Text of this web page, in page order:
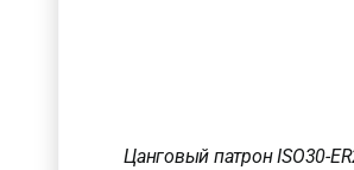
Цанговый патрон ISO30-